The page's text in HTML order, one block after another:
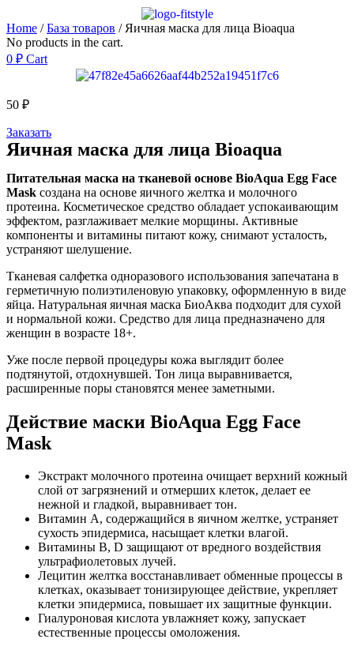
Home /База товаров / Яичная маска для лица Bioaqua
No products in the cart.
0 ₽ Cart
50 ₽
Заказать
Яичная маска для лица Bioaqua
Питательная маска на тканевой основе BioAqua Egg Face
Mask создана на основе яичного желтка и молочного
протеина. Косметическое средство обладает успокаивающим
эффектом, разглаживает мелкие морщины. Активные
компоненты и витамины питают кожу, снимают усталость,
устраняют шелушение.
Тканевая салфетка одноразового использования запечатана в
герметичную полиэтиленовую упаковку, оформленную в виде
яйца. Натуральная яичная маска БиоАква подходит для сухой
и нормальной кожи. Средство для лица предназначено для
женщин в возрасте 18+.
Уже после первой процедуры кожа выглядит более
подтянутой, отдохнувшей. Тон лица выравнивается,
расширенные поры становятся менее заметными.
Действие маски BioAqua Egg Face
Mask
Экстракт молочного протеина очищает верхний кожный
слой от загрязнений и отмерших клеток, делает ее
нежной и гладкой, выравнивает тон.
Витамин А, содержащийся в яичном желтке, устраняет
сухость эпидермиса, насыщает клетки влагой.
Витамины В, D защищают от вредного воздействия
ультрафиолетовых лучей.
Лецитин желтка восстанавливает обменные процессы в
клетках, оказывает тонизирующее действие, укрепляет
клетки эпидермиса, повышает их защитные функции.
Гиалуроновая кислота увлажняет кожу, запускает
естественные процессы омоложения.